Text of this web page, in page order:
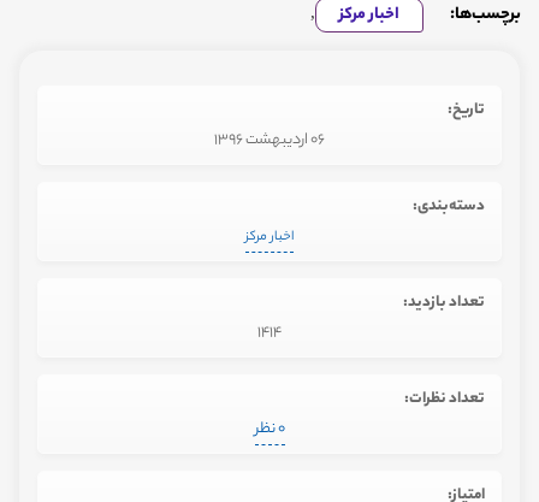
برچسب‌ها: اخبار مرکز ,
تاریخ:
06 اردیبهشت 1396
دسته‌بندی:
اخبار مرکز
تعداد بازدید:
1414
تعداد نظرات:
0 نظر
امتیاز: